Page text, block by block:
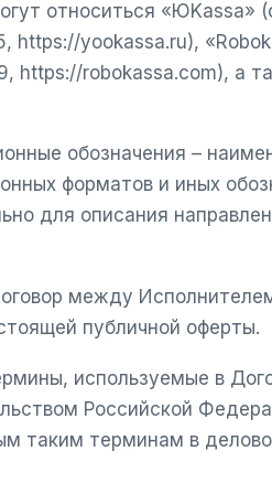
относиться
https://yookassa.ru),
https://robokassa.com), а
обозначения –
форматов и иных
для описания
между
публичной оферты.
используемые в
Российской
таким терминам в